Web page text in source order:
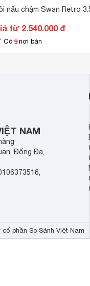
nấu chậm Swan Retro
từ 2.540.000 đ
Có 9 nơi bán
NAM
Đống Đa,
phần So Sánh Việt Nam